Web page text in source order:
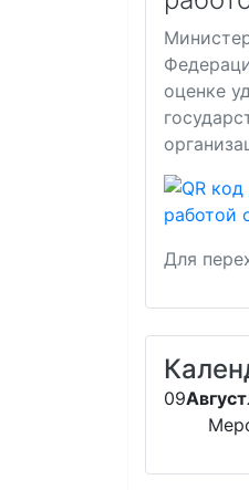
оценке
Для
09Август